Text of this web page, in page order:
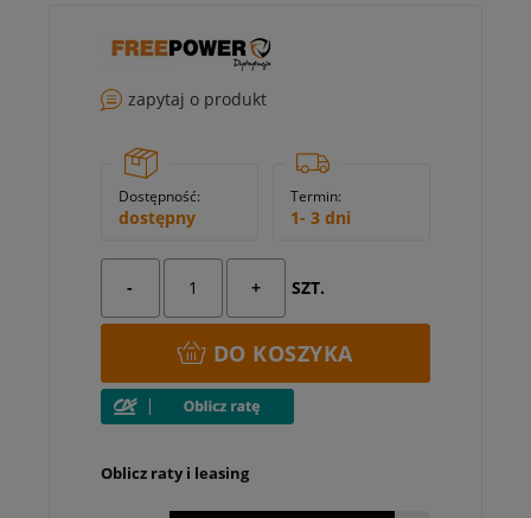
zapytaj o produkt
Dostępność:
dostępny
Termin:
1- 3 dni
- + SZT.
DO KOSZYKA
Oblicz raty i leasing